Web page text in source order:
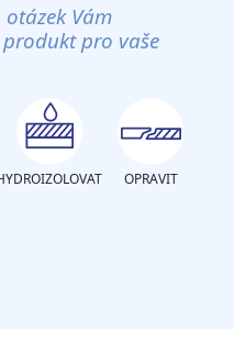
Vám
pro vaše
OPRAVIT